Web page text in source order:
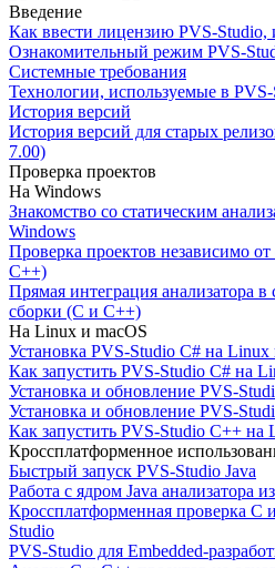
Введение
Как ввести лицензию PVS-Studio,
Ознакомительный режим PVS-
Системные требования
Технологии, используемые в
История версий
История версий для старых
7.00)
Проверка проектов
На Windows
Знакомство со статическим
Windows
Проверка проектов независимо
C++)
Прямая интеграция анализатора
сборки (C и C++)
На Linux и macOS
Установка PVS-Studio C# на Linux
Как запустить PVS-Studio C# на
Установка и обновление PVS-
Установка и обновление PVS-
Как запустить PVS-Studio C++ на
Кроссплатформенное
Быстрый запуск PVS-Studio Java
Работа с ядром Java анализатора
Кроссплатформенная проверка C
Studio
PVS-Studio для Embedded-